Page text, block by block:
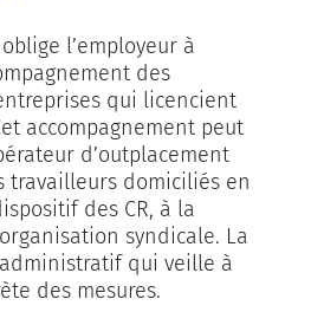
l’employeur à
des
qui licencient
accompagnement peut
d’outplacement
travailleurs domiciliés en
des CR, à la
syndicale. La
administratif qui veille à
des mesures.